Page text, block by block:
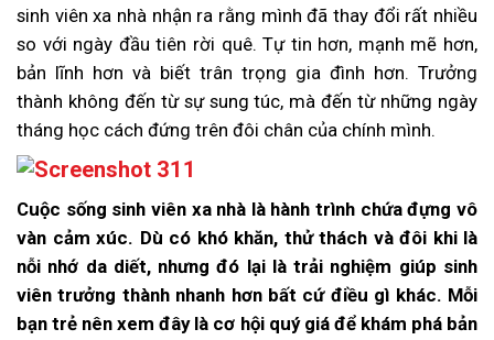
sinh viên xa nhà nhận ra rằng mình đã thay đổi rất nhiều
so với ngày đầu tiên rời quê. Tự tin hơn, mạnh mẽ hơn,
bản lĩnh hơn và biết trân trọng gia đình hơn. Trưởng
thành không đến từ sự sung túc, mà đến từ những ngày
tháng học cách đứng trên đôi chân của chính mình.
Cuộc sống sinh viên xa nhà là hành trình chứa đựng vô
vàn cảm xúc. Dù có khó khăn, thử thách và đôi khi là
nỗi nhớ da diết, nhưng đó lại là trải nghiệm giúp sinh
viên trưởng thành nhanh hơn bất cứ điều gì khác. Mỗi
bạn trẻ nên xem đây là cơ hội quý giá để khám phá bản